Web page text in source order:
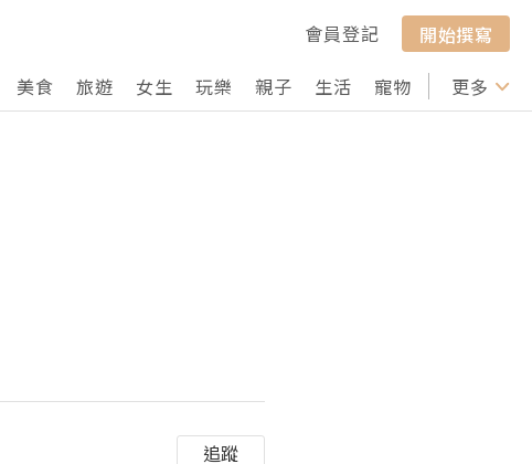
會員登記
開始撰寫
美食 旅遊 女生 玩樂 親子 生活 寵物 行山 打卡
更多
追蹤